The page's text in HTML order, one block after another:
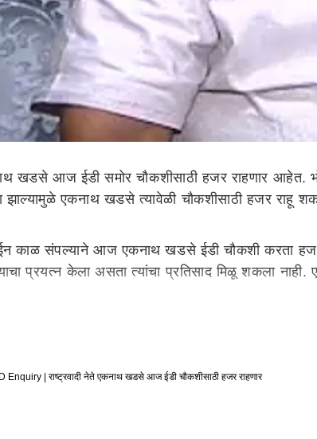
खडसे आज ईडी समोर चौकशीसाठी हजर राहणार आहेत.
झाल्यामुळे एकनाथ खडसे त्यावेळी चौकशीसाठी हजर राहू
काळ संपल्याने आज एकनाथ खडसे ईडी चौकशी करता हजर
प्रयत्न केला असता त्यांचा प्रतिसाद मिळू शकला
MIDC land purchase) घोटाळ्याप्रकरणी
ईडीच्या कार्यालयात चौकशीसाठी हजर होणार
| राष्ट्रवादी नेते एकनाथ खडसे आज ईडी चौकशीसाठी हजर राहणार